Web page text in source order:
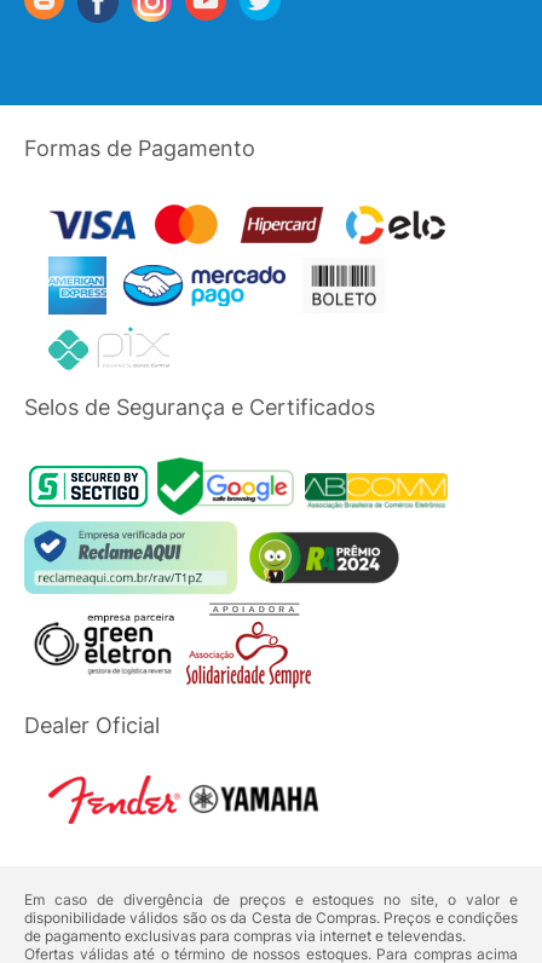
Formas de Pagamento
Selos de Segurança e Certificados
Dealer Oficial
Em caso de divergência de preços e estoques no site, o valor e
disponibilidade válidos são os da Cesta de Compras. Preços e condições
de pagamento exclusivas para compras via internet e televendas.
Ofertas válidas até o término de nossos estoques. Para compras acima